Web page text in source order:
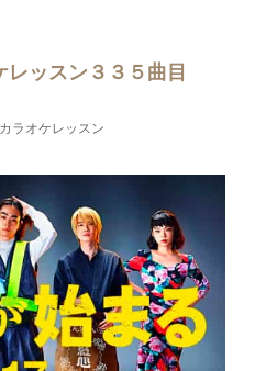
ッスン３３５曲目
カラオケレッスン